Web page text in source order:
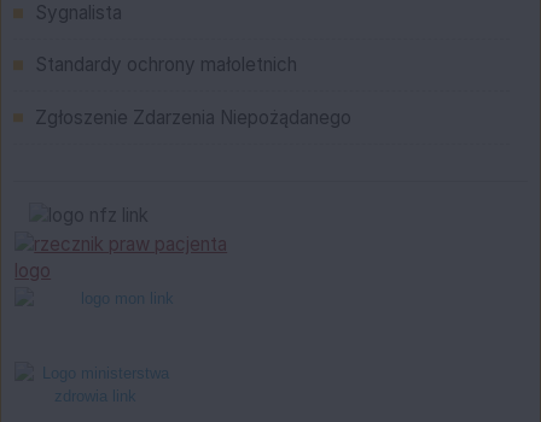
Sygnalista
Standardy ochrony małoletnich
Zgłoszenie Zdarzenia Niepożądanego
Bannery boczne